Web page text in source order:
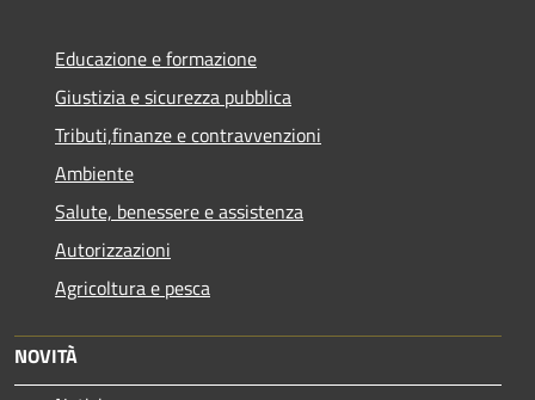
Educazione e formazione
Giustizia e sicurezza pubblica
Tributi,finanze e contravvenzioni
Ambiente
Salute, benessere e assistenza
Autorizzazioni
Agricoltura e pesca
NOVITÀ